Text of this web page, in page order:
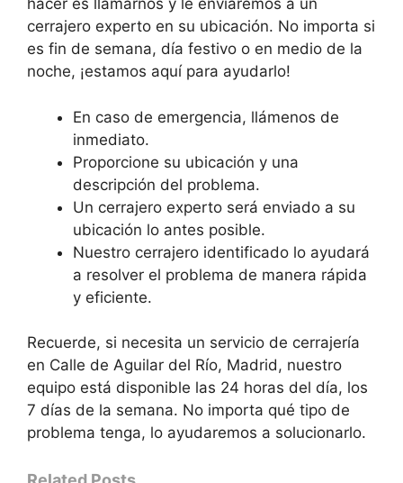
hacer es llamarnos y le enviaremos a un
cerrajero experto en su ubicación. No importa si
es fin de semana, día festivo o en medio de la
noche, ¡estamos aquí para ayudarlo!
En caso de emergencia, llámenos de
inmediato.
Proporcione su ubicación y una
descripción del problema.
Un cerrajero experto será enviado a su
ubicación lo antes posible.
Nuestro cerrajero identificado lo ayudará
a resolver el problema de manera rápida
y eficiente.
Recuerde, si necesita un servicio de cerrajería
en Calle de Aguilar del Río, Madrid, nuestro
equipo está disponible las 24 horas del día, los
7 días de la semana. No importa qué tipo de
problema tenga, lo ayudaremos a solucionarlo.